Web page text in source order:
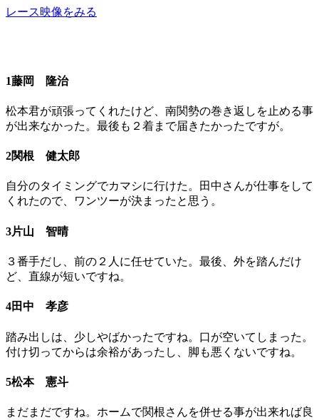
レース映像をみる
1藤岡 隆治
松本君が頑張ってくれたけど、南関勢の巻き返しを止める事
が出来なかった。最後も２着まで届きたかったですが。
2関根 健太郎
自分のタイミングでカマシに行けた。田中さんが仕事をして
くれたので、ワンツーが決まったと思う。
3片山 智晴
３番手だし、前の２人に任せていた。最後、外を踏んだけ
ど、直線が短いですね。
4田中 孝彦
踏み出しは、少しやばかったですね。口が空いてしまった。
付け切ってからは余裕があったし、脚も悪くないですね。
5松本 憲斗
まだまだですね。ホームで関根さんを併せる事が出来れば良